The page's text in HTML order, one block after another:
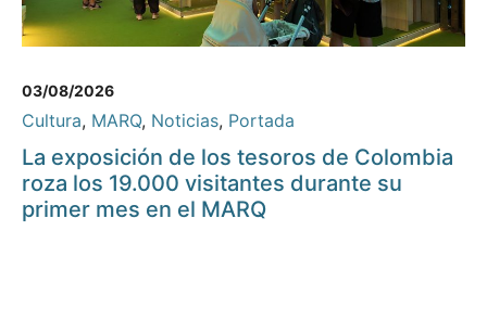
03/08/2026
Cultura, MARQ, Noticias, Portada
La exposición de los tesoros de Colombia
roza los 19.000 visitantes durante su
primer mes en el MARQ